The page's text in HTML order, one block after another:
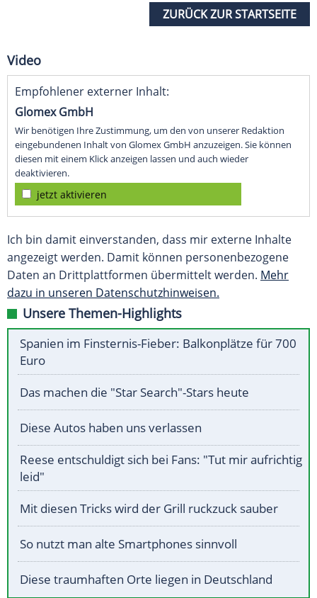
ZURÜCK ZUR STARTSEITE
Video
Empfohlener externer Inhalt:
Glomex GmbH
Wir benötigen Ihre Zustimmung, um den von unserer Redaktion
eingebundenen Inhalt von Glomex GmbH anzuzeigen. Sie können
diesen mit einem Klick anzeigen lassen und auch wieder
deaktivieren.
jetzt aktivieren
Ich bin damit einverstanden, dass mir externe Inhalte
angezeigt werden. Damit können personenbezogene
Daten an Drittplattformen übermittelt werden. Mehr
dazu in unseren Datenschutzhinweisen.
Unsere Themen-Highlights
Spanien im Finsternis-Fieber: Balkonplätze für 700
Euro
Das machen die "Star Search"-Stars heute
Diese Autos haben uns verlassen
Reese entschuldigt sich bei Fans: "Tut mir aufrichtig
leid"
Mit diesen Tricks wird der Grill ruckzuck sauber
So nutzt man alte Smartphones sinnvoll
Diese traumhaften Orte liegen in Deutschland